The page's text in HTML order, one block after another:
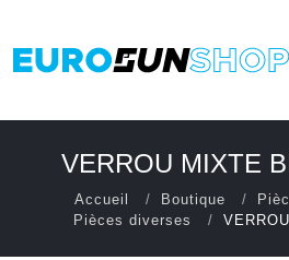
VERROU MIXTE
Accueil Boutique
Pièces diverses